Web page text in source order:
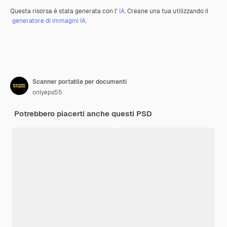
Questa risorsa è stata generata con l' IA. Creane una tua utilizzando il
generatore di immagini IA.
Scanner portatile per documenti
onlyeps55
Potrebbero piacerti anche questi PSD